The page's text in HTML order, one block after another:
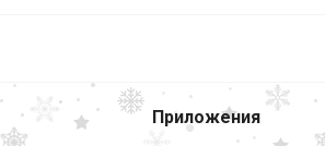
Приложения